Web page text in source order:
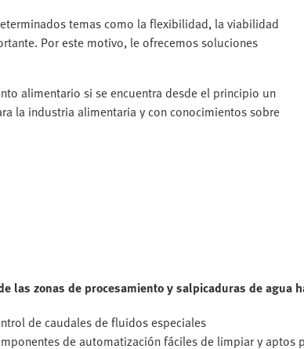
temas como la flexibilidad, la viabilidad
Por este motivo, le ofrecemos soluciones
alimentario si se encuentra desde el principio un
la industria alimentaria y con conocimientos sobre
las zonas de procesamiento y salpicaduras de agua
de caudales de fluidos especiales
de automatización fáciles de limpiar y aptos